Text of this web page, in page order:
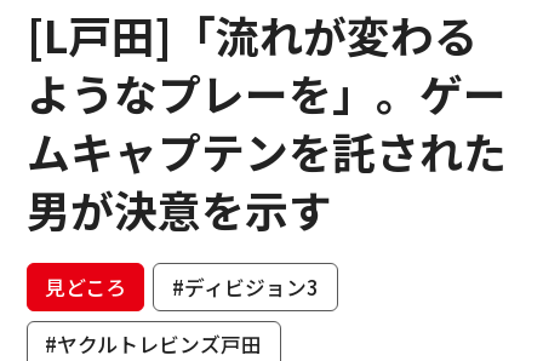
[L戸田]「流れが変わる
ようなプレーを」。ゲー
ムキャプテンを託された
男が決意を示す
見どころ
#ディビジョン3
#ヤクルトレビンズ戸田